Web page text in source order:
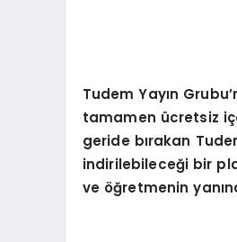
Tudem Yayın
tamamen ücretsiz
geride bırakan
indirilebileceği bir
ve öğretmenin